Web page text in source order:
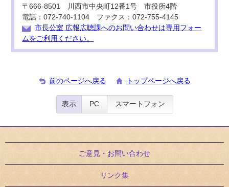
〒666-8501 川西市中央町12番1号 市役所4階
電話：072-740-1104 ファクス：072-755-4145
市長公室 広報広聴課へのお問い合わせは専用フォー
ムをご利用ください。
前のページへ戻る トップページへ戻る
表示 PC スマートフォン
ご意見・お問い合わせ
リンク集